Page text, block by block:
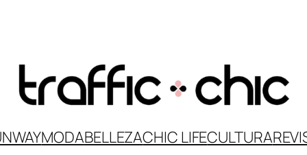
MODABELLEZACHIC LIFECULTURA